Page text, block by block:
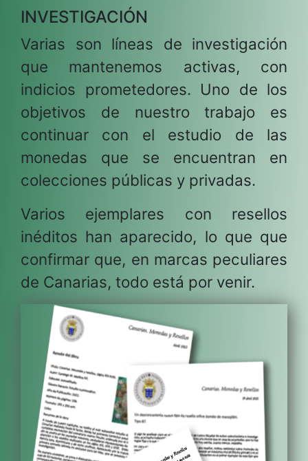
INVESTIGACIÓN
Varias son líneas de investigación
que mantenemos activas, con
indicios prometedores. Uno de los
objetivos de nuestro trabajo es
continuar con el estudio de las
monedas que se encuentran en
colecciones públicas y privadas.
Varios ejemplares con resellos
inéditos han aparecido, lo que que
confirmar que, en marcas peculiares
de Canarias, todo está por venir.